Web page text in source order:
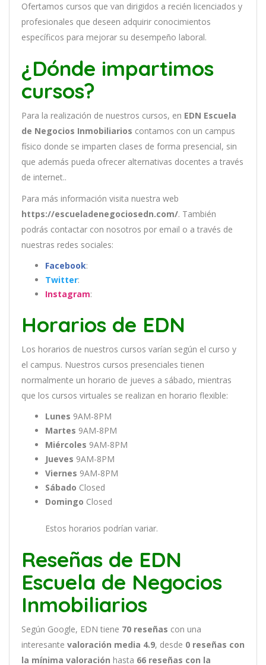
Ofertamos cursos que van dirigidos a recién licenciados y
profesionales que deseen adquirir conocimientos
específicos para mejorar su desempeño laboral.
¿Dónde impartimos
cursos?
Para la realización de nuestros cursos, en EDN Escuela
de Negocios Inmobiliarios contamos con un campus
físico donde se imparten clases de forma presencial, sin
que además pueda ofrecer alternativas docentes a través
de internet..
Para más información visita nuestra web
https://escueladenegociosedn.com/. También
podrás contactar con nosotros por email o a través de
nuestras redes sociales:
Facebook:
Twitter:
Instagram:
Horarios de EDN
Los horarios de nuestros cursos varían según el curso y
el campus. Nuestros cursos presenciales tienen
normalmente un horario de jueves a sábado, mientras
que los cursos virtuales se realizan en horario flexible:
Lunes 9AM-8PM
Martes 9AM-8PM
Miércoles 9AM-8PM
Jueves 9AM-8PM
Viernes 9AM-8PM
Sábado Closed
Domingo Closed
Estos horarios podrían variar.
Reseñas de EDN
Escuela de Negocios
Inmobiliarios
Según Google, EDN tiene 70 reseñas con una
interesante valoración media 4.9, desde 0 reseñas con
la mínima valoración hasta 66 reseñas con la